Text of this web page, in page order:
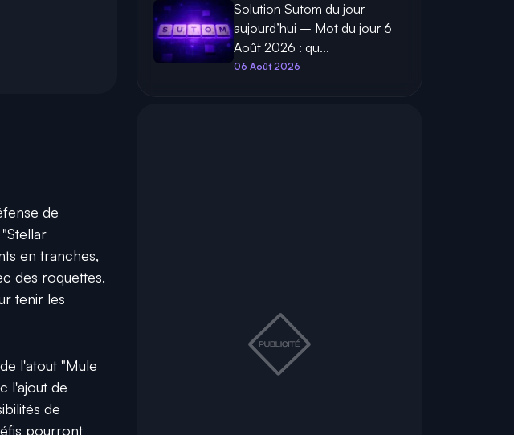
de
en tranches,
des roquettes.
tenir les
l'atout "Mule
l'ajout de
de
pourront
Solution Sutom du jour
aujourd’hui – Mot du jour 6
Août 2026 : qu...
06 Août 2026